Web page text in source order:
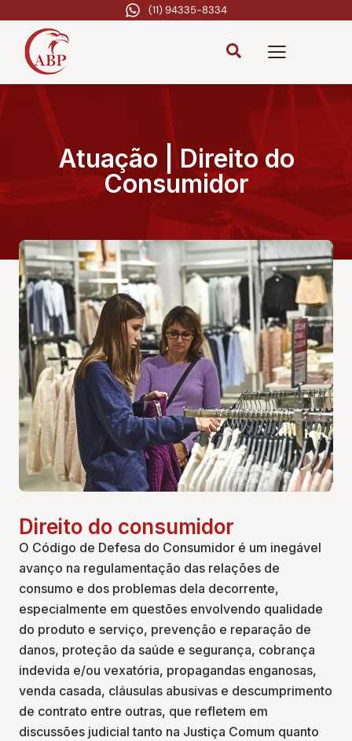
(11) 94335-8334
Atuação | Direito do
Consumidor
Direito do consumidor
O Código de Defesa do Consumidor é um inegável
avanço na regulamentação das relações de
consumo e dos problemas dela decorrente,
especialmente em questões envolvendo qualidade
do produto e serviço, prevenção e reparação de
danos, proteção da saúde e segurança, cobrança
indevida e/ou vexatória, propagandas enganosas,
venda casada, cláusulas abusivas e descumprimento
de contrato entre outras, que refletem em
discussões judicial tanto na Justiça Comum quanto